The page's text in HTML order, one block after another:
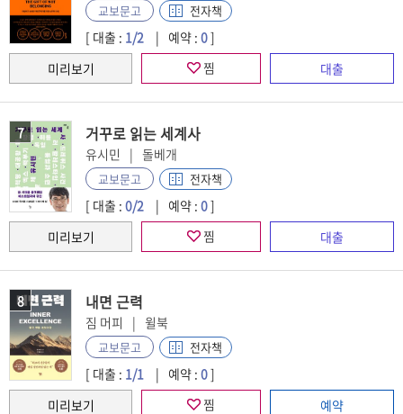
교보문고 전자책
[ 대출 : 1/2 예약 : 0]
찜
7 거꾸로 읽는 세계사
유시민 돌베개
교보문고 전자책
[ 대출 : 0/2 예약 : 0]
찜
8 내면 근력
짐 머피 윌북
교보문고 전자책
[ 대출 : 1/1 예약 : 0]
찜